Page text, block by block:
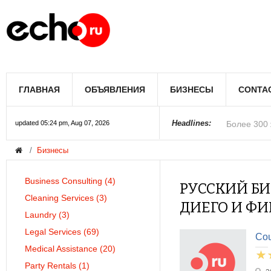
ГЛАВНАЯ ОБЪЯВЛЕНИЯ БИЗНЕСЫ
updated 05:24 pm, Aug 07, 2026 Headlines:
Мэрию
Более 300
В округе
Фермеры
В Лас-
Раскрыты
Ариана
Стало
В Госдуме
Бизнесы
РУССКИЙ
ДИЕГО И
Business Consulting (4)
Cleaning Services (3)
Laundry (3)
Legal Services (69)
Medical Assistance (20)
Party Rentals (1)